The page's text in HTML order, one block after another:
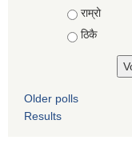
Choices
राम्रो
ठिकै
Older polls
Results